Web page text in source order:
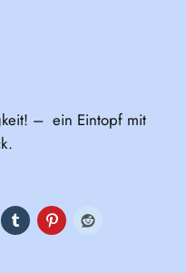
– ein Eintopf mit